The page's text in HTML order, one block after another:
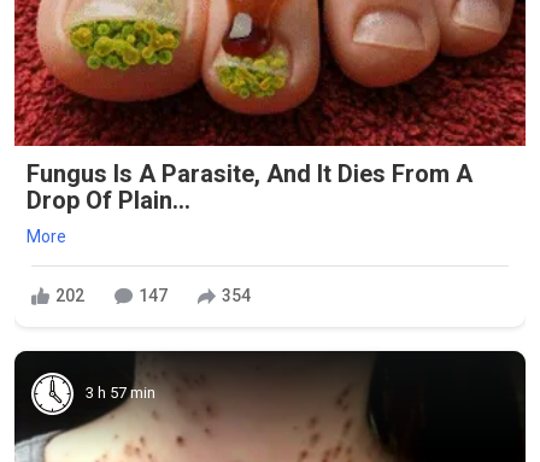
Fungus Is A Parasite, And It Dies From A
Drop Of Plain...
More
202 147 354
3 h 57 min